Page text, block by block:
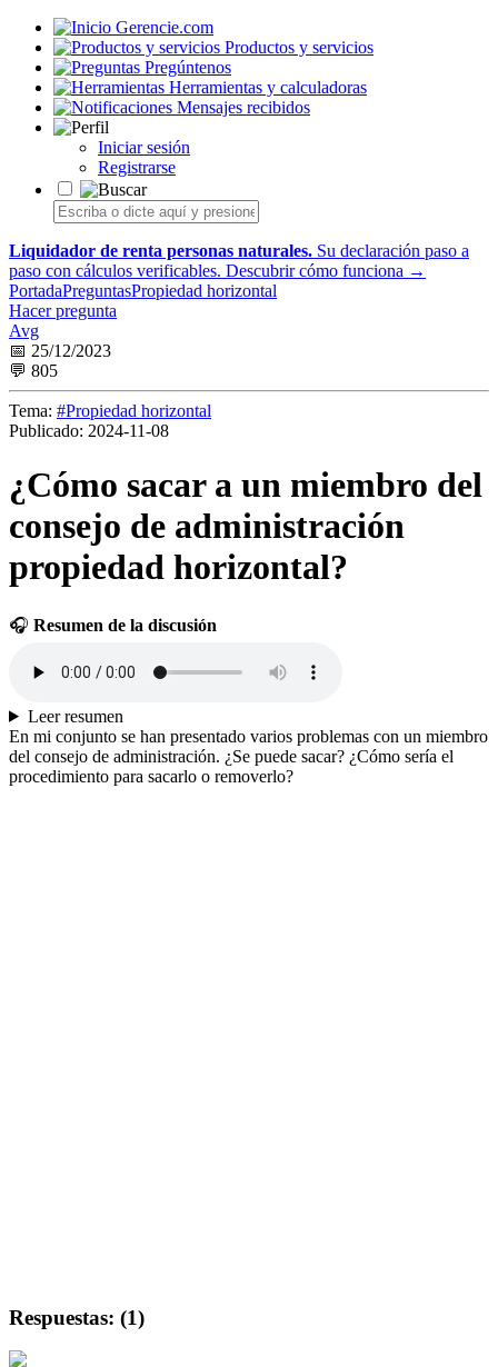
Gerencie.com
Productos y servicios
Pregúntenos
Herramientas y calculadoras
Mensajes recibidos
Iniciar sesión
Registrarse
Liquidador de renta personas naturales. Su declaración paso a
paso con cálculos verificables. Descubrir cómo funciona →
PortadaPreguntasPropiedad horizontal
Hacer pregunta
Avg
📅 25/12/2023
💬 805
Tema: #Propiedad horizontal
Publicado: 2024-11-08
¿Cómo sacar a un miembro del
consejo de administración
propiedad horizontal?
🎧 Resumen de la discusión
Leer resumen
En mi conjunto se han presentado varios problemas con un miembro
del consejo de administración. ¿Se puede sacar? ¿Cómo sería el
procedimiento para sacarlo o removerlo?
Respuestas: (1)